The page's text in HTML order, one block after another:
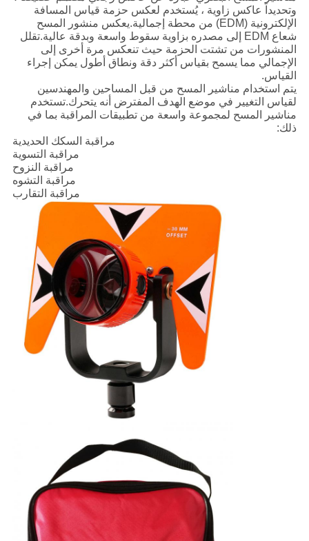
وتحديداً عاكس زاوية ، يُستخدم لعكس حزمة قياس المسافة
الإلكترونية (EDM) من محطة إجمالية.يعكس منشور المسح
شعاع EDM إلى مصدره بزاوية سقوط واسعة وبدقة عالية.تقلل
المنشورات من تشتت الحزمة حيث تنعكس مرة أخرى إلى
الإجمالي مما يسمح بقياس أكثر دقة ونطاق أطول يمكن إجراء
القياس.
يتم استخدام مناشير المسح من قبل المساحين والمهندسين
لقياس التغيير في موضع الهدف المفترض أنه يتحرك.تستخدم
مناشير المسح لمجموعة واسعة من تطبيقات المراقبة بما في
ذلك:
مراقبة السكك الحديدية
مراقبة التسوية
مراقبة النزوح
مراقبة التشوه
مراقبة التقارب